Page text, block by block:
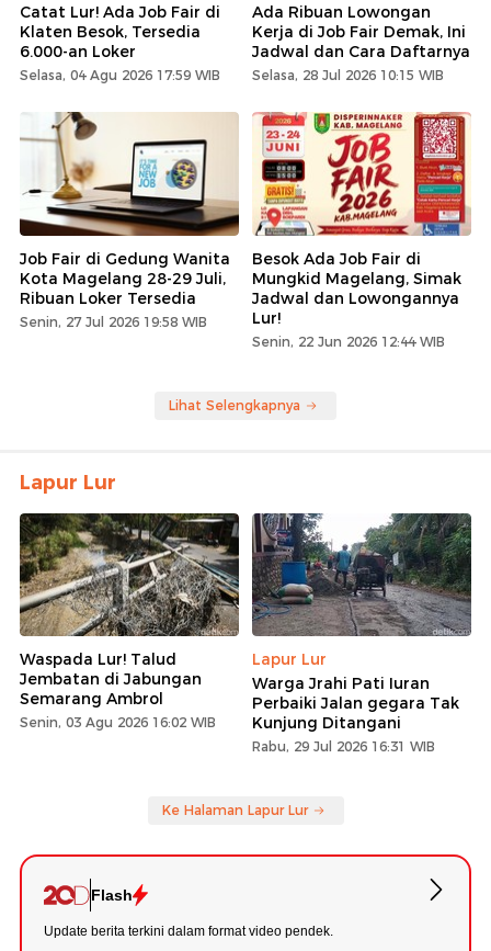
Catat Lur! Ada Job Fair di
Klaten Besok, Tersedia
6.000-an Loker
Selasa, 04 Agu 2026 17:59 WIB
Ada Ribuan Lowongan
Kerja di Job Fair Demak, Ini
Jadwal dan Cara Daftarnya
Selasa, 28 Jul 2026 10:15 WIB
Job Fair di Gedung Wanita
Kota Magelang 28-29 Juli,
Ribuan Loker Tersedia
Senin, 27 Jul 2026 19:58 WIB
Besok Ada Job Fair di
Mungkid Magelang, Simak
Jadwal dan Lowongannya
Lur!
Senin, 22 Jun 2026 12:44 WIB
Lihat Selengkapnya
Lapur Lur
Waspada Lur! Talud
Jembatan di Jabungan
Semarang Ambrol
Senin, 03 Agu 2026 16:02 WIB
Lapur Lur
Warga Jrahi Pati Iuran
Perbaiki Jalan gegara Tak
Kunjung Ditangani
Rabu, 29 Jul 2026 16:31 WIB
Ke Halaman Lapur Lur
Flash
Update berita terkini dalam format video pendek.